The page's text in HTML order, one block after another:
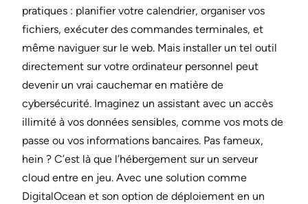
pratiques : planifier votre calendrier, organiser vos
fichiers, exécuter des commandes terminales, et
même naviguer sur le web. Mais installer un tel outil
directement sur votre ordinateur personnel peut
devenir un vrai cauchemar en matière de
cybersécurité. Imaginez un assistant avec un accès
illimité à vos données sensibles, comme vos mots de
passe ou vos informations bancaires. Pas fameux,
hein ? C’est là que l’hébergement sur un serveur
cloud entre en jeu. Avec une solution comme
DigitalOcean et son option de déploiement en un